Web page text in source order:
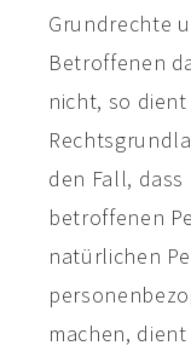
Grundrechte
Betroffenen
nicht, so dient
den Fall,
betroffenen
natürlichen
machen, dient